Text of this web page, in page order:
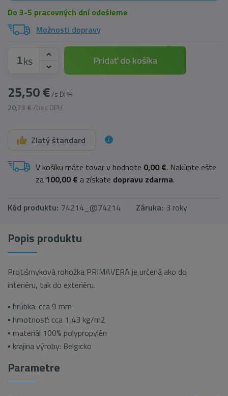
Do 3-5 pracovných dní odošleme
Možnosti dopravy
ks
25,50 €/s DPH
20,73 € /bez DPH
Pridať do košíka
Zlatý štandard
V košíku máte tovar v hodnote 0,00 €. Nakúpte ešte
za 100,00 € a získate dopravu zdarma.
Kód produktu: 74214_@74214 Záruka: 3 roky
Popis produktu
Protišmyková rohožka PRIMAVERA je určená ako do
interiéru, tak do exteriéru.
▪ hrúbka: cca 9 mm
▪ hmotnosť: cca 1,43 kg/m2
▪ materiál 100% polypropylén
▪ krajina výroby: Belgicko
Parametre